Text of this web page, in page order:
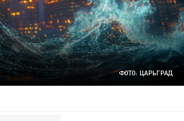
ФОТО: ЦАРЬГРАД